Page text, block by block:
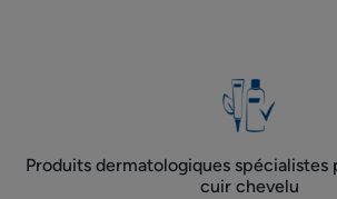
Produits dermatologiques spécialistes
cuir chevelu